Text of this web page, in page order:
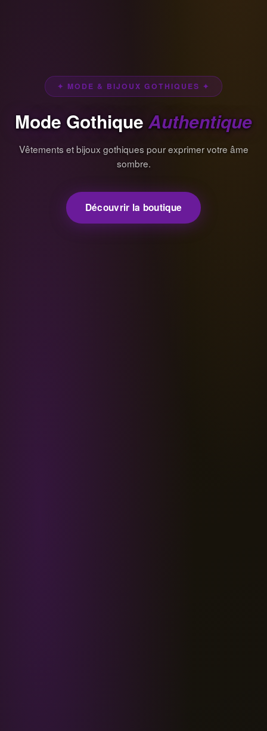
✦ MODE & BIJOUX GOTHIQUES ✦
Mode Gothique Authentique
Vêtements et bijoux gothiques pour exprimer votre âme
sombre.
Découvrir la boutique